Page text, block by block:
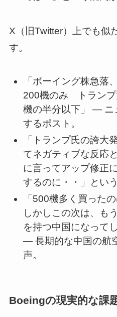
X（旧Twitter）上でも似
す。
「ボーイング株急落
200機のみ トランプ
機の半分以下」 — ニ
するポスト。
「トランプ氏の誇大
てネガティブな反応
に言ってアップ修正
するのに・・」とい
「500機多く買った
しかしこの次は、も
を持つ中国になって
— 長期的な中国の航
声。
Boeingの現実的な課